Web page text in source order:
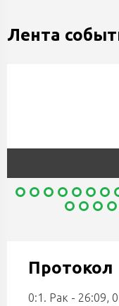
Лента
Протокол
0:1. Рак - 26:09,